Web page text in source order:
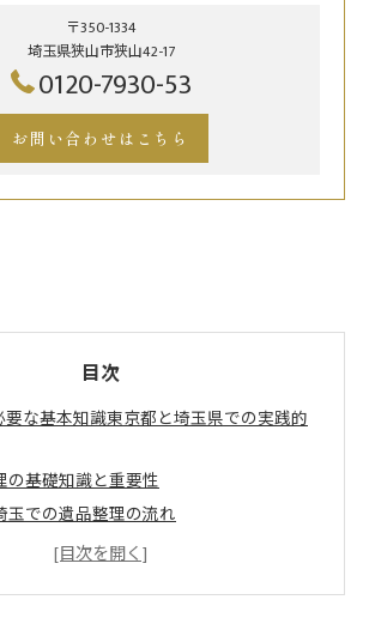
〒350-1334
埼玉県狭山市狭山42-17
0120-7930-53
お問い合わせはこちら
目次
な基本知識東京都と埼玉県での実践的
の基礎知識と重要性
玉での遺品整理の流れ
の遺品整理ガイドライン